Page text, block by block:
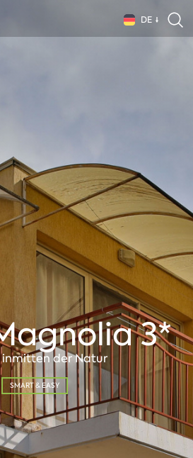
DE
3*
inmitten der Natur
SMART & EASY